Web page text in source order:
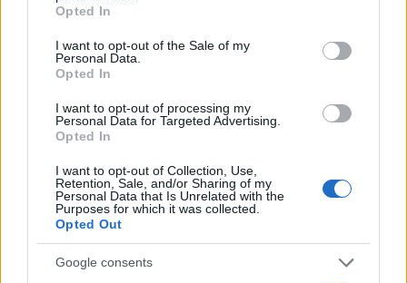
use your data for below specified purposes in below Google
consent section.
Opted In
I want to opt-out of the Sale of my
Personal Data.
Opted In
I want to opt-out of processing my
Personal Data for Targeted Advertising.
Opted In
I want to opt-out of Collection, Use,
Retention, Sale, and/or Sharing of my
Personal Data that Is Unrelated with the
Purposes for which it was collected.
Opted Out
Google consents
Eduscopio Alberghiero
Ipsar Arzachena
Notizie Arzachena
Scuola Alberghiera Arzachena
Inviaci le tue segnalazioni,
Su WhatsApp al numero +39
345 356 7512